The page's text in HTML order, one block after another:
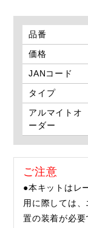
品番
価格
JANコード
タイプ
アルマイトオ
ーダー
ご注意
●本キットはレ
用に際しては
置の装着が必要